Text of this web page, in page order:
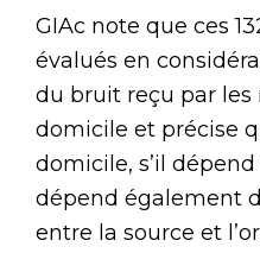
GIAc note que ces
évalués en
du bruit reçu par les
domicile et précise
domicile, s’il
dépend également
entre la source et